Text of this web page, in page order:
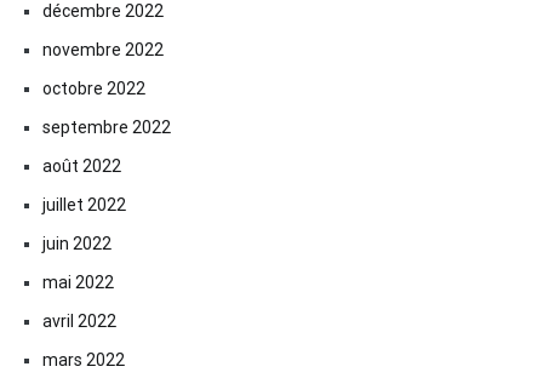
décembre 2022
novembre 2022
octobre 2022
septembre 2022
août 2022
juillet 2022
juin 2022
mai 2022
avril 2022
mars 2022